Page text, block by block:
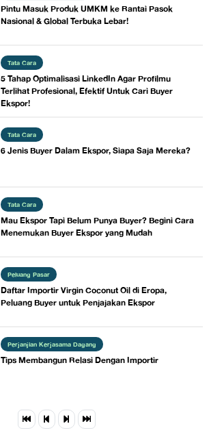
Pintu Masuk Produk UMKM ke Rantai Pasok
Nasional & Global Terbuka Lebar!
Tata Cara
5 Tahap Optimalisasi LinkedIn Agar Profilmu
Terlihat Profesional, Efektif Untuk Cari Buyer
Ekspor!
Tata Cara
6 Jenis Buyer Dalam Ekspor, Siapa Saja Mereka?
Tata Cara
Mau Ekspor Tapi Belum Punya Buyer? Begini Cara
Menemukan Buyer Ekspor yang Mudah
Peluang Pasar
Daftar Importir Virgin Coconut Oil di Eropa,
Peluang Buyer untuk Penjajakan Ekspor
Perjanjian Kerjasama Dagang
Tips Membangun Relasi Dengan Importir